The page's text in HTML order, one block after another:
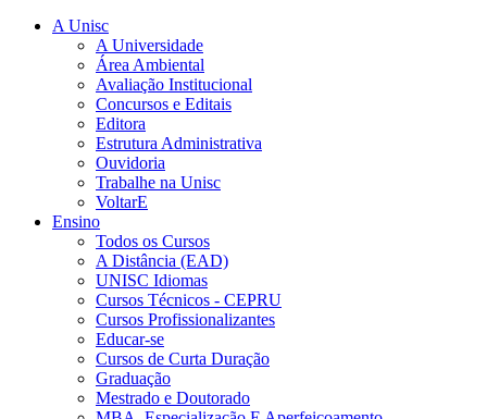
A Unisc
A Universidade
Área Ambiental
Avaliação Institucional
Concursos e Editais
Editora
Estrutura Administrativa
Ouvidoria
Trabalhe na Unisc
VoltarE
Ensino
Todos os Cursos
A Distância (EAD)
UNISC Idiomas
Cursos Técnicos - CEPRU
Cursos Profissionalizantes
Educar-se
Cursos de Curta Duração
Graduação
Mestrado e Doutorado